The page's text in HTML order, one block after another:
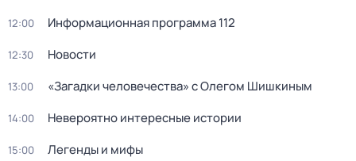
12:00 Информационная программа 112
12:30 Новости
13:00 «Загадки человечества» с Олегом Шишкиным
14:00 Невероятно интересные истории
15:00 Легенды и мифы